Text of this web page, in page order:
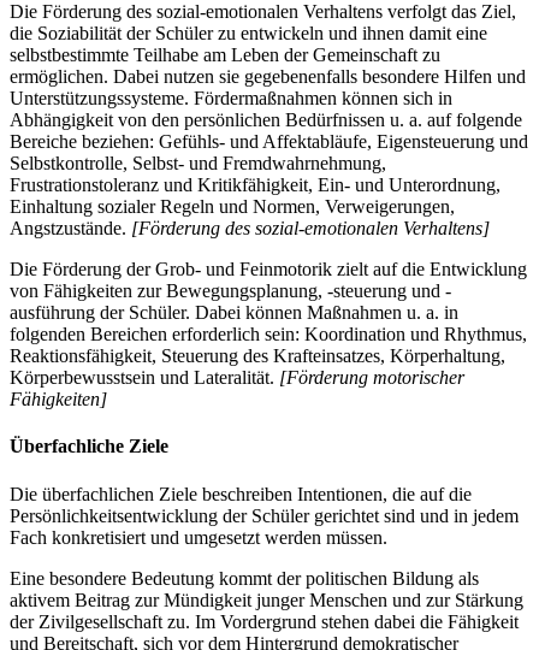
Die Förderung des sozial-emotionalen Verhaltens verfolgt das Ziel,
die Soziabilität der Schüler zu entwickeln und ihnen damit eine
selbstbestimmte Teilhabe am Leben der Gemeinschaft zu
ermöglichen. Dabei nutzen sie gegebenenfalls besondere Hilfen und
Unterstützungssysteme. Fördermaßnahmen können sich in
Abhängigkeit von den persönlichen Bedürfnissen u. a. auf folgende
Bereiche beziehen: Gefühls- und Affektabläufe, Eigensteuerung und
Selbstkontrolle, Selbst- und Fremdwahrnehmung,
Frustrationstoleranz und Kritikfähigkeit, Ein- und Unterordnung,
Einhaltung sozialer Regeln und Normen, Verweigerungen,
Angstzustände. [Förderung des sozial-emotionalen Verhaltens]
Die Förderung der Grob- und Feinmotorik zielt auf die Entwicklung
von Fähigkeiten zur Bewegungsplanung, -steuerung und -
ausführung der Schüler. Dabei können Maßnahmen u. a. in
folgenden Bereichen erforderlich sein: Koordination und Rhythmus,
Reaktionsfähigkeit, Steuerung des Krafteinsatzes, Körperhaltung,
Körperbewusstsein und Lateralität. [Förderung motorischer
Fähigkeiten]
Überfachliche Ziele
Die überfachlichen Ziele beschreiben Intentionen, die auf die
Persönlichkeitsentwicklung der Schüler gerichtet sind und in jedem
Fach konkretisiert und umgesetzt werden müssen.
Eine besondere Bedeutung kommt der politischen Bildung als
aktivem Beitrag zur Mündigkeit junger Menschen und zur Stärkung
der Zivilgesellschaft zu. Im Vordergrund stehen dabei die Fähigkeit
und Bereitschaft, sich vor dem Hintergrund demokratischer